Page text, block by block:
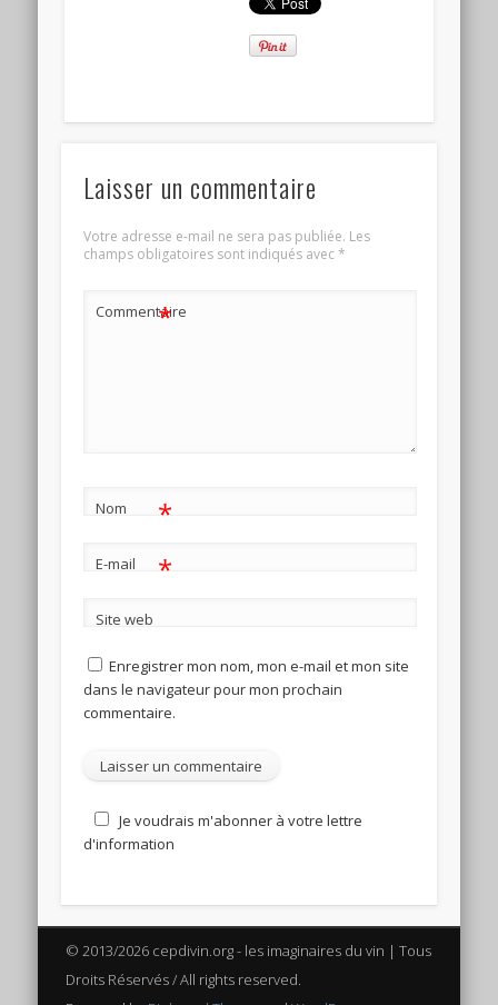
Laisser un commentaire
Votre adresse e-mail ne sera pas publiée. Les
champs obligatoires sont indiqués avec*
Commentaire
*
Nom *
E-mail *
Site web
Enregistrer mon nom, mon e-mail et mon site
dans le navigateur pour mon prochain
commentaire.
Je voudrais m'abonner à votre lettre
d'information
© 2013/2026 cepdivin.org - les imaginaires du vin | Tous
Droits Réservés / All rights reserved.